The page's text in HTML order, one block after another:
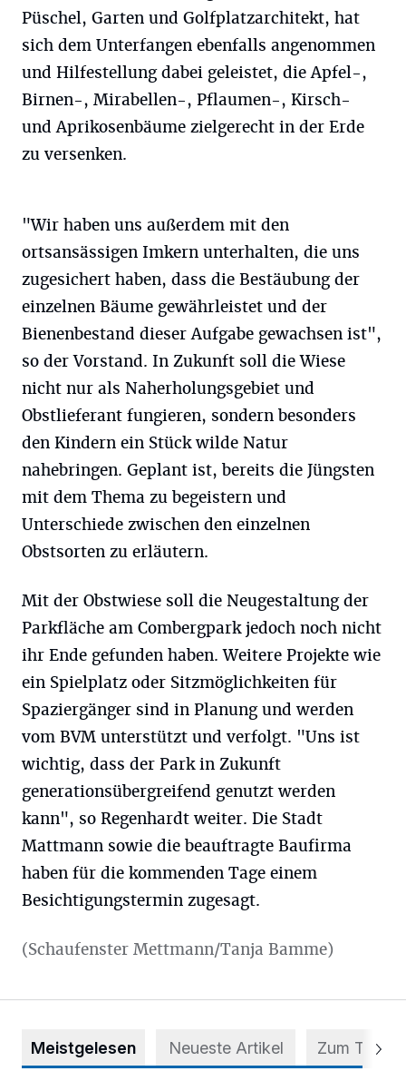
Püschel, Garten und Golfplatzarchitekt, hat
sich dem Unterfangen ebenfalls angenommen
und Hilfestellung dabei geleistet, die Apfel-,
Birnen-, Mirabellen-, Pflaumen-, Kirsch-
und Aprikosenbäume zielgerecht in der Erde
zu versenken.
"Wir haben uns außerdem mit den
ortsansässigen Imkern unterhalten, die uns
zugesichert haben, dass die Bestäubung der
einzelnen Bäume gewährleistet und der
Bienenbestand dieser Aufgabe gewachsen ist",
so der Vorstand. In Zukunft soll die Wiese
nicht nur als Naherholungsgebiet und
Obstlieferant fungieren, sondern besonders
den Kindern ein Stück wilde Natur
nahebringen. Geplant ist, bereits die Jüngsten
mit dem Thema zu begeistern und
Unterschiede zwischen den einzelnen
Obstsorten zu erläutern.
Mit der Obstwiese soll die Neugestaltung der
Parkfläche am Combergpark jedoch noch nicht
ihr Ende gefunden haben. Weitere Projekte wie
ein Spielplatz oder Sitzmöglichkeiten für
Spaziergänger sind in Planung und werden
vom BVM unterstützt und verfolgt. "Uns ist
wichtig, dass der Park in Zukunft
generationsübergreifend genutzt werden
kann", so Regenhardt weiter. Die Stadt
Mattmann sowie die beauftragte Baufirma
haben für die kommenden Tage einem
Besichtigungstermin zugesagt.
(Schaufenster Mettmann/Tanja Bamme)
Meistgelesen Neueste Artikel Zum Thema